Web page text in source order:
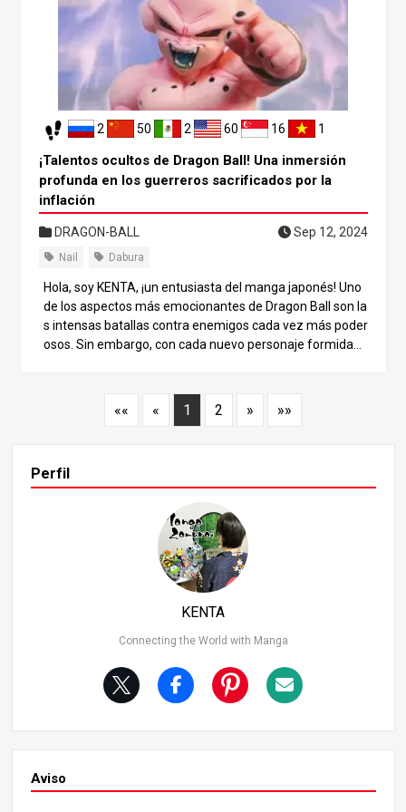
de Dragon Ball que nunca antes habías visto. Indaguemo
s juntos en las profundidades ocultas de la historia. ¿Qui
én es Célula? Empecemos con una breve descripción de
quién es Célula. Célula es uno de los androides definitivo
s creados por el Dr. Gero. Fue creado combinando las cél
ulas de poderosos guerreros como Goku, Piccolo y Friez
a. La creación de Célula llevó muchísimo tiempo, y el pro
embargo, su ordenador completó a Célula de forma autó
noma. Célula gana fuerza absorbiendo a otros seres, incl
uidos Androide 17 y Androide 18, y finalmente evolucion
a hasta su “Forma Perfecta”, la versión más poderosa de
sí mismo. Este “potencial de crecimiento” es una de las c
aracterísticas que definen a Célula.
2 50 2 60 16 1
¡Talentos ocultos de Dragon Ball! Una inmersión
profunda en los guerreros sacrificados por la
inflación
DRAGON-BALL Sep 12, 2024
Nail Dabura
Hola, soy KENTA, ¡un entusiasta del manga japonés! Uno
de los aspectos más emocionantes de Dragon Ball son la
s intensas batallas contra enemigos cada vez más poder
osos. Sin embargo, con cada nuevo personaje formidabl
es con talento que fueron engullidos por la ola de inflació
n y no pudieron demostrar plenamente sus verdaderas h
adero potencial. La primera víctima: El Guerrero de Name
pareció durante la Saga de Namek, era el más fuerte de l
os guerreros namekianos y servía como guardaespaldas
del Gran Anciano Guru. Su nivel de poder se midió en 42.
000, superando con creces al de Vegeta durante la Saga
Saiyan. Esta cifra sugiere que podría haber luchado al mi
smo nivel que Recoome o incluso miembros de la Fuerza
dujo a nada más que ganar tiempo contra la primera for
ma de Frieza. Nail no infligió ningún daño a Frieza, result
ó gravemente herido en la batalla y, en última instancia, s
e fusionó con Piccolo, poniendo fin a su viaje.
«« « 1 2 » »»
Perfil
KENTA
Connecting the World with Manga
Aviso